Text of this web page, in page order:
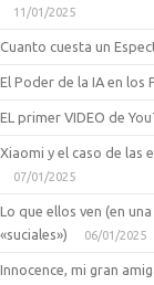
11/01/2025
Cuanto cuesta un
El Poder de la IA en los
EL primer VIDEO de
Xiaomi y el caso de las
07/01/2025
Lo que ellos ven (en
«suciales»)
06/01/2025
Innocence, mi gran